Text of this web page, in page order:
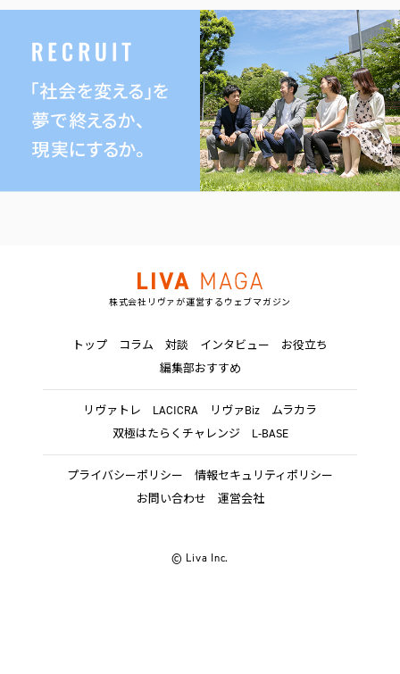
株式会社リヴァが運営するウェブマガジン
トップ コラム 対談 インタビュー
お役立ち
編集部おすすめ
リヴァトレ LACICRA リヴァBiz
ムラカラ
双極はたらくチャレンジ
L-BASE
プライバシーポリシー
情報セキュリティポリシー
お問い合わせ
運営会社
© Liva Inc.